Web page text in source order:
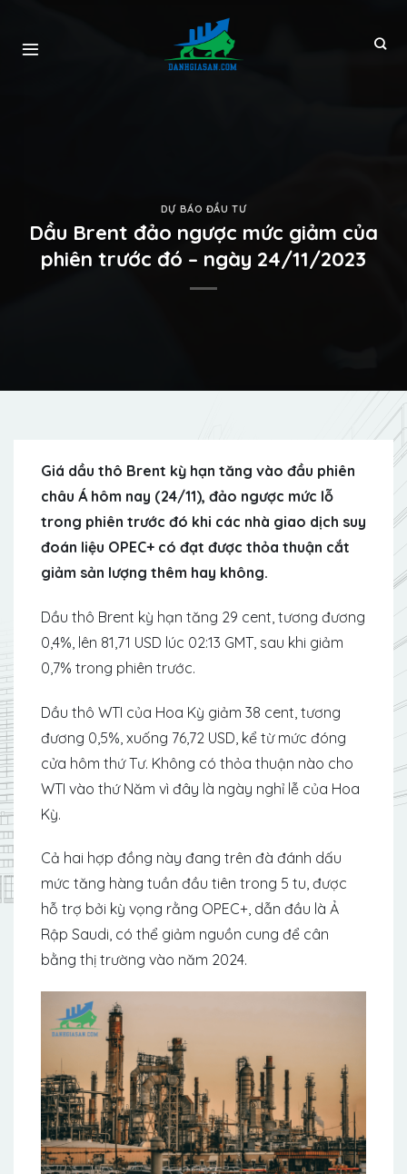
DỰ BÁO ĐẦU TƯ
Dầu Brent đảo ngược mức giảm của
phiên trước đó – ngày 24/11/2023
Giá dầu thô Brent kỳ hạn tăng vào đầu phiên
châu Á hôm nay (24/11), đảo ngược mức lỗ
trong phiên trước đó khi các nhà giao dịch suy
đoán liệu OPEC+ có đạt được thỏa thuận cắt
giảm sản lượng thêm hay không.
Dầu thô Brent kỳ hạn tăng 29 cent, tương đương
0,4%, lên 81,71 USD lúc 02:13 GMT, sau khi giảm
0,7% trong phiên trước.
Dầu thô WTI của Hoa Kỳ giảm 38 cent, tương
đương 0,5%, xuống 76,72 USD, kể từ mức đóng
cửa hôm thứ Tư. Không có thỏa thuận nào cho
WTI vào thứ Năm vì đây là ngày nghỉ lễ của Hoa
Kỳ.
Cả hai hợp đồng này đang trên đà đánh dấu
mức tăng hàng tuần đầu tiên trong 5 tu, được
hỗ trợ bởi kỳ vọng rằng OPEC+, dẫn đầu là Ả
Rập Saudi, có thể giảm nguồn cung để cân
bằng thị trường vào năm 2024.